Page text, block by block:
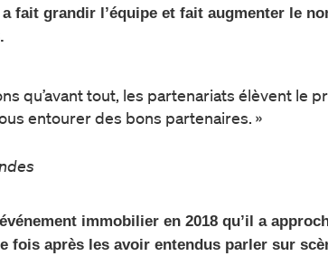
a fait grandir l’équipe et fait augmenter le
qu’avant tout, les partenariats élèvent le
entourer des bons partenaires. »
immobilier en 2018 qu’il a
fois après les avoir entendus parler sur